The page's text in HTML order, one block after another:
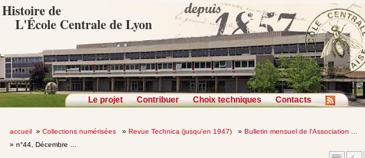
Histoire de
L'École Centrale de Lyon
Le projet Contribuer Choix techniques Contacts
accueil» Collections numérisées » Revue Technica (jusqu'en 1947) » Bulletin mensuel de l'Association ...
» n°44, Décembre ...